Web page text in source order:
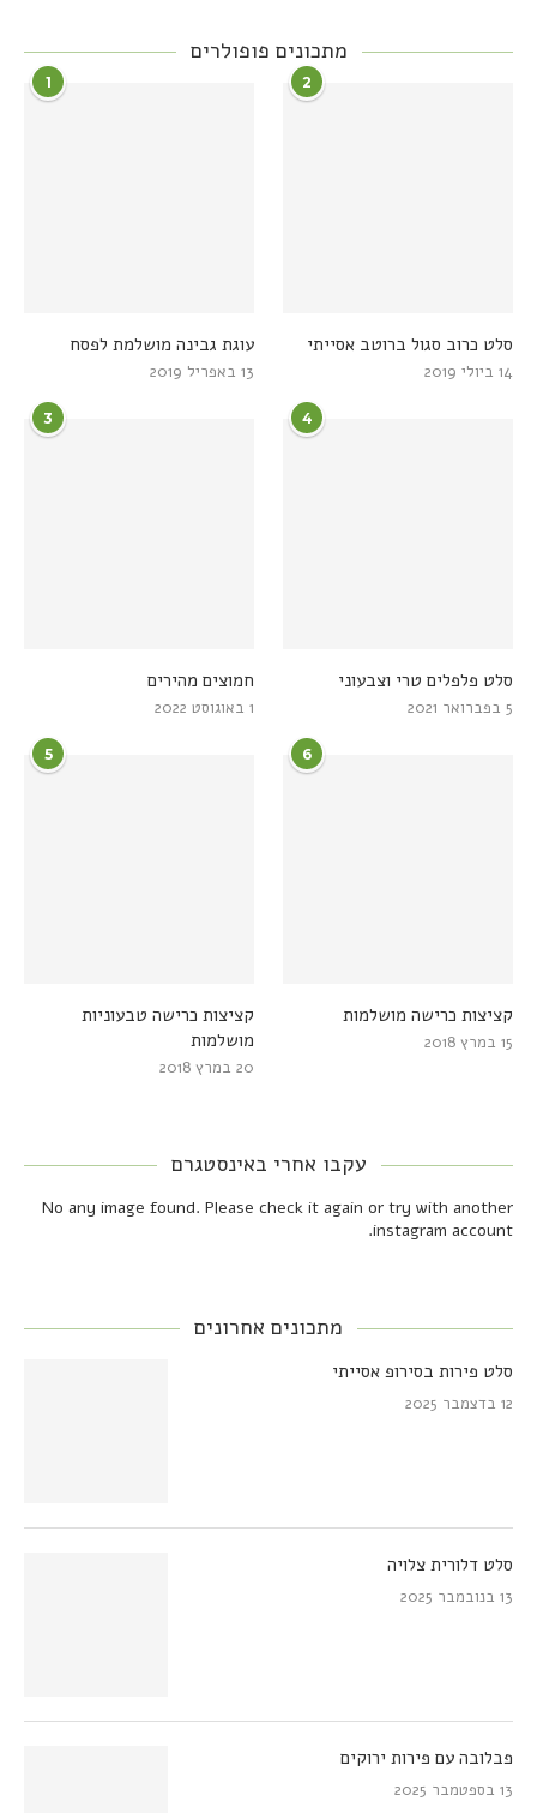
מתכונים פופולרים
1
עוגת גבינה מושלמת לפסח
13 באפריל 2019
2
סלט כרוב סגול ברוטב אסייתי
14 ביולי 2019
3
חמוצים מהירים
1 באוגוסט 2022
4
סלט פלפלים טרי וצבעוני
5 בפברואר 2021
5
קציצות כרישה טבעוניות
מושלמות
20 במרץ 2018
6
קציצות כרישה מושלמות
15 במרץ 2018
עקבו אחרי באינסטגרם
No any image found. Please check it again or try with another
instagram account.
מתכונים אחרונים
סלט פירות בסירופ אסייתי
12 בדצמבר 2025
סלט דלורית צלויה
13 בנובמבר 2025
פבלובה עם פירות ירוקים
13 בספטמבר 2025